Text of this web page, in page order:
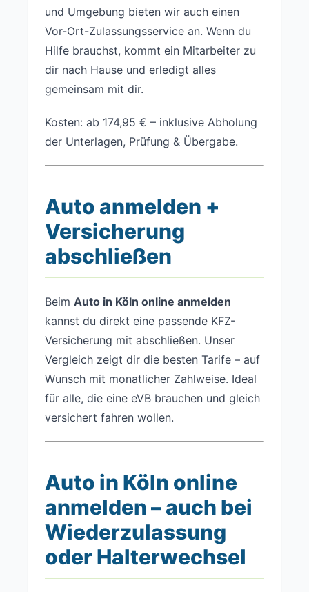
und Umgebung bieten wir auch einen
Vor-Ort-Zulassungsservice an. Wenn du
Hilfe brauchst, kommt ein Mitarbeiter zu
dir nach Hause und erledigt alles
gemeinsam mit dir.
Kosten: ab 174,95 € – inklusive Abholung
der Unterlagen, Prüfung & Übergabe.
Auto anmelden +
Versicherung
abschließen
Beim Auto in Köln online anmelden
kannst du direkt eine passende KFZ-
Versicherung mit abschließen. Unser
Vergleich zeigt dir die besten Tarife – auf
Wunsch mit monatlicher Zahlweise. Ideal
für alle, die eine eVB brauchen und gleich
versichert fahren wollen.
Auto in Köln online
anmelden – auch bei
Wiederzulassung
oder Halterwechsel